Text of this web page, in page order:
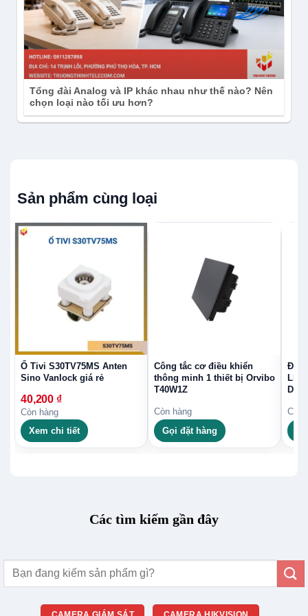
Tổng đài Analog và IP khác nhau như thế nào? Nên
chọn loại nào tối ưu hơn?
Sản phẩm cùng loại
Ổ Tivi S30TV75MS Anten
Sino Vanlock giá rẻ
40,200 ₫
Còn hàng
Xem chi tiết
Công tắc cơ điều khiển
thông minh 1 thiết bị Orvibo
T40W1Z
Còn hàng
Gọi đặt hàng
Còn
Các tìm kiếm gần đây
Tìm